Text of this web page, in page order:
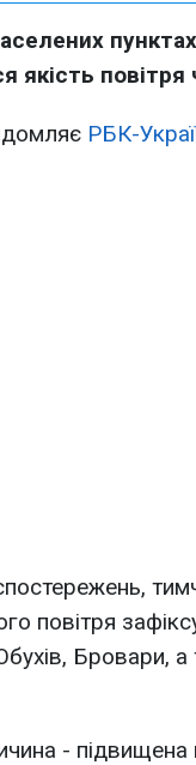
якість
РБК-
повітря
Бровари,
- підвищена